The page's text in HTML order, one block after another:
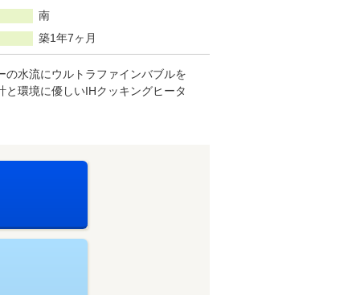
南
築1年7ヶ月
水流にウルトラファインバブルを
環境に優しいIHクッキングヒータ